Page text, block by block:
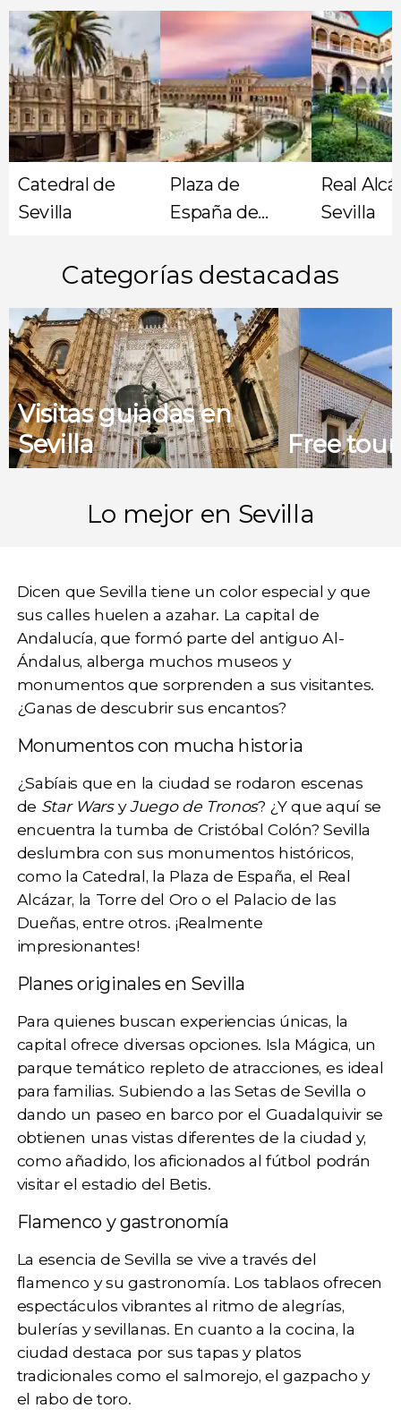
Catedral de
Sevilla
Plaza de
España de
Real
Sevilla
Categorías destacadas
Visitas guiadas en
Sevilla
Free
Lo mejor en Sevilla
Dicen queSevilla tiene un color especial y que
sus calles huelen a azahar. La capital de
Andalucía, que formó parte del antiguo Al-
Ándalus, alberga muchos museos y
monumentos que sorprenden a sus visitantes.
¿Ganas de descubrir sus encantos?
Monumentos con mucha historia
¿Sabíais que en la ciudad se rodaron escenas
de Star WarsyJuego de Tronos? ¿Y que aquí se
encuentra la tumba de Cristóbal Colón? Sevilla
deslumbra con sus monumentos históricos,
como la Catedral, la Plaza de España, el Real
Alcázar, la Torre del Oro o el Palacio de las
Dueñas, entre otros. ¡Realmente
impresionantes!
Planes originales en Sevilla
Para quienes buscan experiencias únicas, la
capital ofrece diversas opciones. Isla Mágica, un
parque temático repleto de atracciones, es ideal
para familias. Subiendo a lasSetas de Sevilla o
dando un paseo en barco por el Guadalquivir se
obtienen unas vistas diferentes de la ciudad y,
como añadido, los aficionados al fútbol podrán
visitar el estadio del Betis.
Flamenco y gastronomía
La esencia de Sevilla se vive a través del
flamenco y su gastronomía. Los tablaos ofrecen
espectáculos vibrantes al ritmo de alegrías,
bulerías y sevillanas. En cuanto a la cocina, la
ciudad destaca por sus tapas y platos
tradicionales como el salmorejo, el gazpacho y
el rabo de toro.